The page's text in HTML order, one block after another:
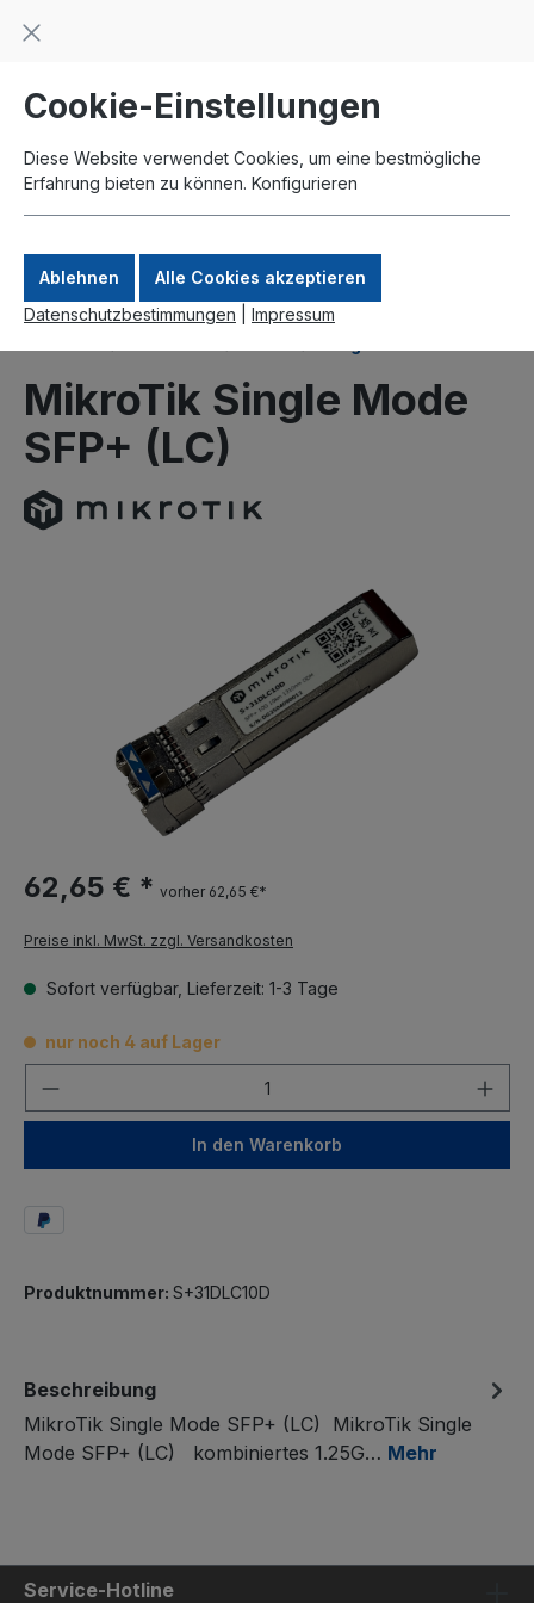
springen
Zahlung per Paypal
MikroTik Single Mode
SFP+ (LC)
62,65 € * vorher 62,65 €*
Preise inkl. MwSt. zzgl. Versandkosten
Sofort verfügbar, Lieferzeit: 1-3 Tage
nur noch 4 auf Lager
In den Warenkorb
Produktnummer: S+31DLC10D
Beschreibung
MikroTik Single Mode SFP+ (LC) MikroTik Single
Mode SFP+ (LC) kombiniertes 1.25G… Mehr
Service-Hotline
Cookie-Einstellungen
Diese Website verwendet Cookies, um eine bestmögliche
Erfahrung bieten zu können. Konfigurieren
Ablehnen
Alle Cookies akzeptieren
Datenschutzbestimmungen
Impressum